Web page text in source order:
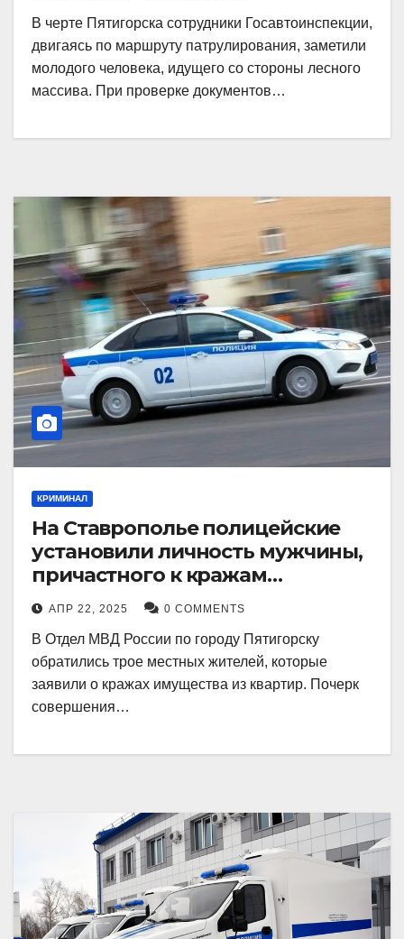
В черте Пятигорска сотрудники Госавтоинспекции,
двигаясь по маршруту патрулирования, заметили
молодого человека, идущего со стороны лесного
массива. При проверке документов…
КРИМИНАЛ
На Ставрополье полицейские
установили личность мужчины,
причастного к кражам
имущества из квартир в
Пятигорске
АПР 22, 2025 0 COMMENTS
В Отдел МВД России по городу Пятигорску
обратились трое местных жителей, которые
заявили о кражах имущества из квартир. Почерк
совершения…